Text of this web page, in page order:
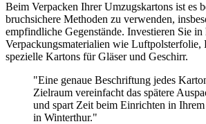
Beim Verpacken Ihrer Umzugskartons ist es
bruchsichere Methoden zu verwenden,
empfindliche Gegenstände. Investieren Sie
Verpackungsmaterialien wie Luftpolsterfolie,
spezielle Kartons für Gläser und Geschirr.
"Eine genaue Beschriftung jedes
Zielraum vereinfacht das spätere
und spart Zeit beim Einrichten in Ihrem
in Winterthur."